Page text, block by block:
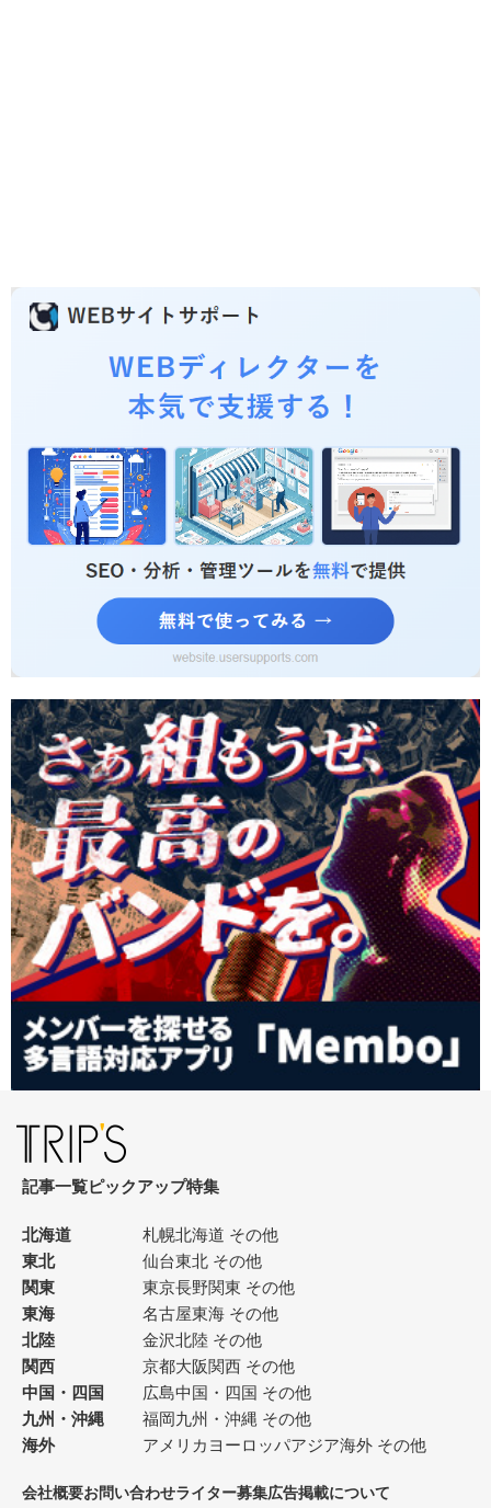
記事一覧ピックアップ特集
北海道 札幌北海道 その他
東北
仙台東北 その他
関東
東京長野関東 その他
東海
名古屋東海 その他
北陸
金沢北陸 その他
関西
京都大阪関西 その他
中国・四国
広島中国・四国 その他
九州・沖縄
福岡九州・沖縄 その他
海外
アメリカ ヨーロッパアジア海外 その他
会社概要お問い合わせライター募集広告掲載について